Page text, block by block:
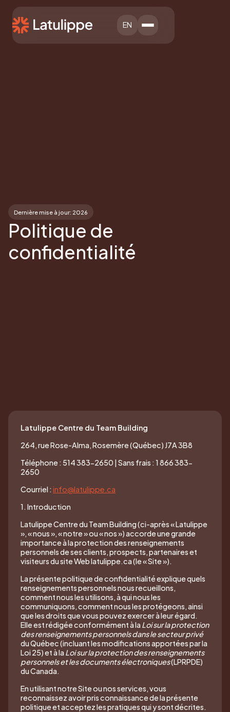
EN
Dernière mise à jour: 2026
Politique de
confidentialité
Latulippe Centre du Team Building
264, rue Rose-Alma, Rosemère (Québec) J7A 3B8
Téléphone : 514 383-2650 | Sans frais : 1 866 383-
2650
Courriel : info@latulippe.ca
1. Introduction
Latulippe Centre du Team Building (ci-après « Latulippe
», « nous », « notre » ou « nos ») accorde une grande
importance à la protection des renseignements
personnels de ses clients, prospects, partenaires et
visiteurs du site Web latulippe.ca (le « Site »).
La présente politique de confidentialité explique quels
renseignements personnels nous recueillons,
comment nous les utilisons, à qui nous les
communiquons, comment nous les protégeons, ainsi
que les droits que vous pouvez exercer à leur égard.
Elle est rédigée conformément à la Loi sur la protection
des renseignements personnels dans le secteur privé
du Québec (incluant les modifications apportées par la
Loi 25) et à la Loi sur la protection des renseignements
personnels et les documents électroniques(LPRPDE)
du Canada.
En utilisant notre Site ou nos services, vous
reconnaissez avoir pris connaissance de la présente
politique et acceptez les pratiques qui y sont décrites.